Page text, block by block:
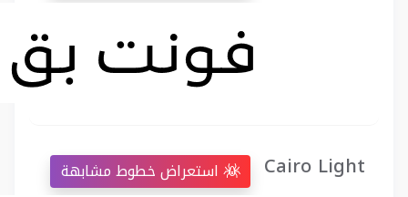
Cairo Light